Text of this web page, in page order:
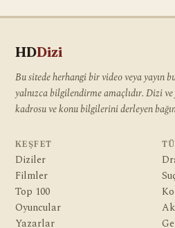
HDDizi
Bu sitede herhangi bir video veya yayın
yalnızca bilgilendirme amaçlıdır. Dizi
kadrosu ve konu bilgilerini derleyen
KEŞFET
Diziler
Filmler
Top 100
Oyuncular
Yazarlar